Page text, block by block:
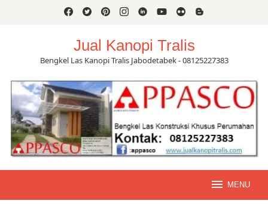
Jual Kanopi Tralis
Bengkel Las Kanopi Tralis Jabodetabek - 08125227383
MENU